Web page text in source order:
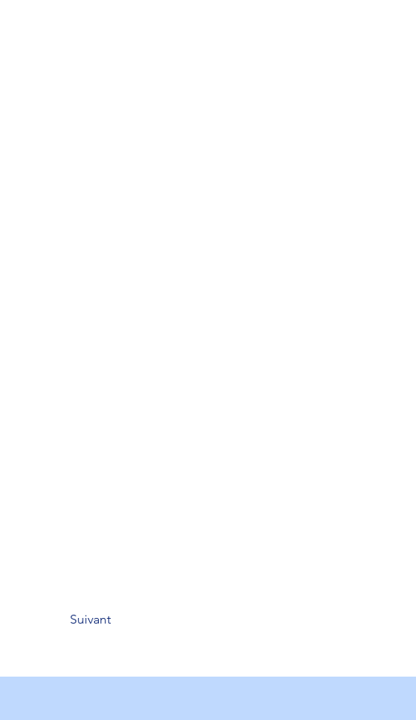
Suivant